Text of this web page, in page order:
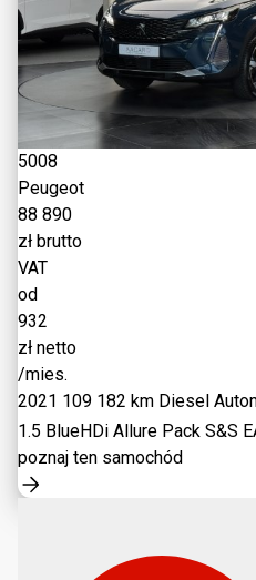
5008
Peugeot
88 890
zł brutto
VAT
od
932
zł netto
/mies.
2021 109 182 km Diesel
1.5 BlueHDi Allure Pack S&S
poznaj ten samochód